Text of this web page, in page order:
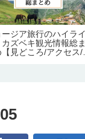
ージア旅行のハイライ
カズベキ観光情報総ま
【見どころ/アクセス/